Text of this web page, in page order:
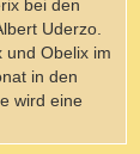
bei den
Uderzo.
und Obelix im
in den
wird eine